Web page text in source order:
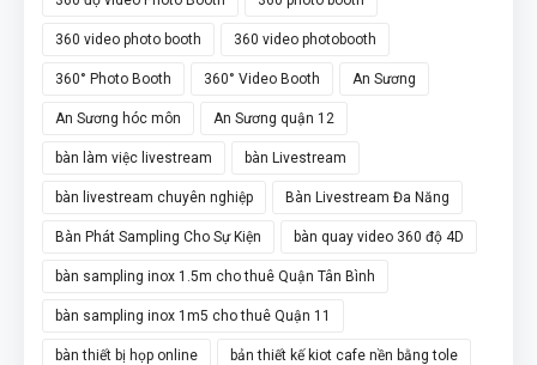
360 video photo booth 360 video photobooth
360° Photo Booth 360° Video Booth An Sương
An Sương hóc môn An Sương quận 12
bàn làm việc livestream bàn Livestream
bàn livestream chuyên nghiệp Bàn Livestream Đa Năng
Bàn Phát Sampling Cho Sự Kiện bàn quay video 360 độ 4D
bàn sampling inox 1.5m cho thuê Quận Tân Bình
bàn sampling inox 1m5 cho thuê Quận 11
bàn thiết bị họp online bản thiết kế kiot cafe nền bằng tole